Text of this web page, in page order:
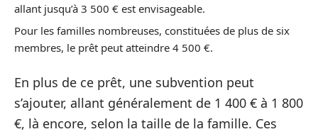
allant jusqu’à 3 500 € est envisageable.
Pour les familles nombreuses, constituées de plus de six
membres, le prêt peut atteindre 4 500 €.
En plus de ce prêt, une subvention peut
s’ajouter, allant généralement de 1 400 € à 1 800
€, là encore, selon la taille de la famille. Ces